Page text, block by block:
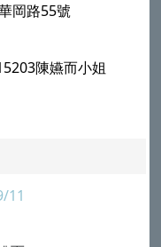
岡路55號
陳嬿而小姐
11